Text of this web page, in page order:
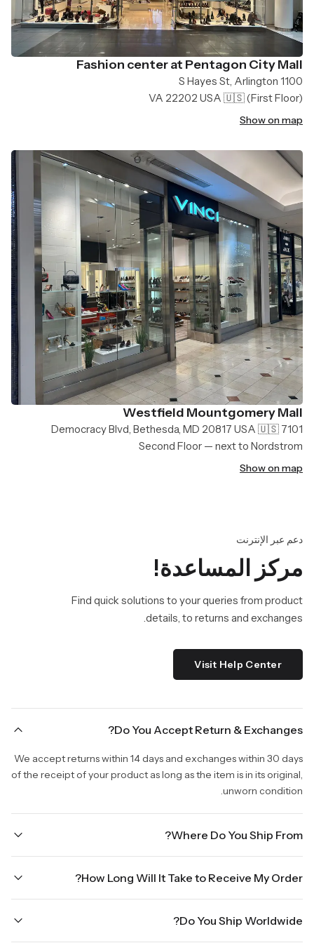
Fashion center at Pentagon City Mall
1100 S Hayes St, Arlington
VA 22202 USA 🇺🇸(First Floor)
Show on map
Westfield Mountgomery Mall
7101 Democracy Blvd, Bethesda, MD 20817 USA 🇺🇸
Second Floor — next to Nordstrom
Show on map
دعم عبر الإنترنت
مركز المساعدة!
Find quick solutions to your queries from product
details, to returns and exchanges.
Visit Help Center
Do You Accept Return & Exchanges?
We accept returns within 14 days and exchanges within 30 days
of the receipt of your product as long as the item is in its original,
unworn condition.
Where Do You Ship From?
How Long Will It Take to Receive My Order?
Orders placed Friday afternoon through Sunday or on holidays
will be shipped on the next business day. Please allow up to
Do You Ship Worldwide?